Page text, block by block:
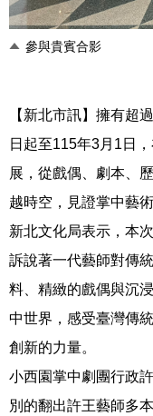
參與貴賓合影
【新北市訊】擁有超
日起至115年3月1日
展，從戲偶、劇本、
越時空，見證掌中藝
新北文化局表示，本
訴說著一代藝師對傳
料、精緻的戲偶與沉
中世界，感受臺灣傳
創新的力量。
小西園掌中劇團行政
別的翻出許王藝師多